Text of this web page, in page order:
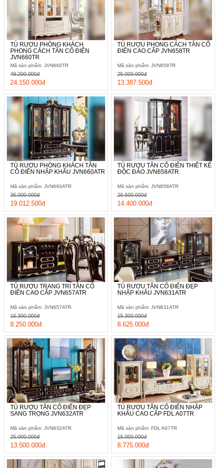
TỦ RƯỢU PHÒNG KHÁCH
PHONG CÁCH TÂN CỔ ĐIỂN
JVN660TR
Mã sản phẩm: JVN660TR
24.150.000đ
49.200.000đ
TỦ RƯỢU PHONG CÁCH TÂN CỔ
ĐIỂN CAO CẤP JVN658TR
Mã sản phẩm: JVN658TR
13.387.500đ
25.000.000đ
TỦ RƯỢU PHÒNG KHÁCH TÂN
CỔ ĐIỂN NHẬP KHẨU JVN660ATR
Mã sản phẩm: JVN660ATR
19.012.500đ
35.000.000đ
TỦ RƯỢU TÂN CỔ ĐIỂN THIẾT KẾ
ĐỘC ĐÁO JVN658ATR
Mã sản phẩm: JVN658ATR
14.400.000đ
26.500.000đ
TỦ RƯỢU TRANG TRÍ TÂN CỔ
ĐIỂN CAO CẤP JVN657ATR
Mã sản phẩm: JVN657ATR
8.250.000đ
16.300.000đ
TỦ RƯỢU TÂN CỔ ĐIỂN ĐẸP
NHẬP KHẨU JVN631ATR
Mã sản phẩm: JVN631ATR
8.625.000đ
15.300.000đ
TỦ RƯỢU TÂN CỔ ĐIỂN ĐẸP
SANG TRỌNG JVN632ATR
Mã sản phẩm: JVN632ATR
13.500.000đ
25.000.000đ
TỦ RƯỢU TÂN CỔ ĐIỂN NHẬP
KHẨU CAO CẤP FDL A07TR
Mã sản phẩm: FDL A07TR
8.775.000đ
15.000.000đ